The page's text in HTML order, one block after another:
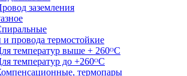
заземления
и провода термостойкие
температур выше + 260ᴼС
температур до +260ᴼС
термопары